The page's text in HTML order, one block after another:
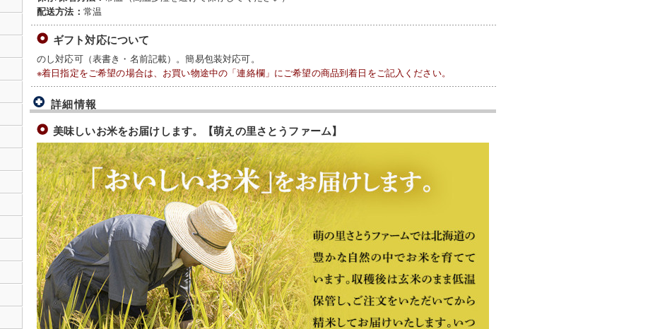
配送方法： 常温
ギフト対応について
のし対応可（表書き・名前記載）。簡易包装対応可。
※着日指定をご希望の場合は、お買い物途中の「連絡欄」にご希望の商品到着日をご記入ください。
詳細情報
美味しいお米をお届けします。【萌えの里さとうファーム】